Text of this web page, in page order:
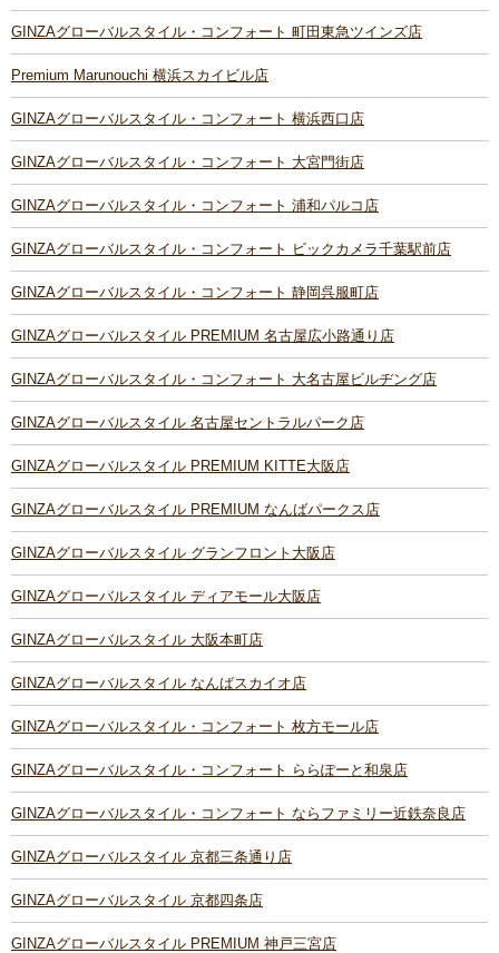
GINZAグローバルスタイル・コンフォート 町田東急ツインズ店
Premium Marunouchi 横浜スカイビル店
GINZAグローバルスタイル・コンフォート 横浜西口店
GINZAグローバルスタイル・コンフォート 大宮門街店
GINZAグローバルスタイル・コンフォート 浦和パルコ店
GINZAグローバルスタイル・コンフォート ビックカメラ千葉駅前店
GINZAグローバルスタイル・コンフォート 静岡呉服町店
GINZAグローバルスタイル PREMIUM 名古屋広小路通り店
GINZAグローバルスタイル・コンフォート 大名古屋ビルヂング店
GINZAグローバルスタイル 名古屋セントラルパーク店
GINZAグローバルスタイル PREMIUM KITTE大阪店
GINZAグローバルスタイル PREMIUM なんばパークス店
GINZAグローバルスタイル グランフロント大阪店
GINZAグローバルスタイル ディアモール大阪店
GINZAグローバルスタイル 大阪本町店
GINZAグローバルスタイル なんばスカイオ店
GINZAグローバルスタイル・コンフォート 枚方モール店
GINZAグローバルスタイル・コンフォート ららぽーと和泉店
GINZAグローバルスタイル・コンフォート ならファミリー近鉄奈良店
GINZAグローバルスタイル 京都三条通り店
GINZAグローバルスタイル 京都四条店
GINZAグローバルスタイル PREMIUM 神戸三宮店